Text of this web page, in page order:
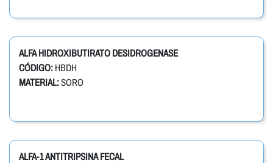
ALFA HIDROXIBUTIRATO DESIDROGENASE
CÓDIGO: HBDH
MATERIAL:SORO
ALFA-1 ANTITRIPSINA FECAL